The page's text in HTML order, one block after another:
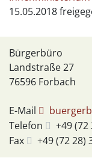
15.05.2018
Bürgerbüro
Landstraße 27
76596 Forbach
E-Mail
Telefon
+49 (72
Fax
+49 (7228)